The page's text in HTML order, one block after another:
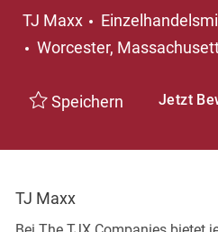
TJ Maxx Kategorie
Ort
Worcester,
Speichern Jetzt
TJ Maxx